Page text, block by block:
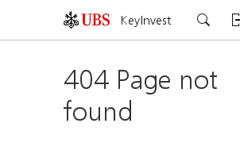
KeyInvest
404 Page not
found